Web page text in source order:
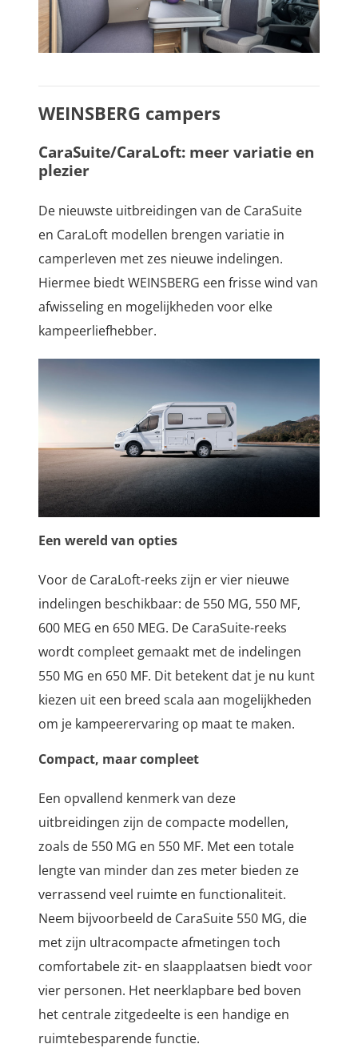
WEINSBERG campers
CaraSuite/CaraLoft: meer variatie en
plezier
De nieuwste uitbreidingen van de CaraSuite
en CaraLoft modellen brengen variatie in
camperleven met zes nieuwe indelingen.
Hiermee biedt WEINSBERG een frisse wind van
afwisseling en mogelijkheden voor elke
kampeerliefhebber.
Een wereld van opties
Voor de CaraLoft-reeks zijn er vier nieuwe
indelingen beschikbaar: de 550 MG, 550 MF,
600 MEG en 650 MEG. De CaraSuite-reeks
wordt compleet gemaakt met de indelingen
550 MG en 650 MF. Dit betekent dat je nu kunt
kiezen uit een breed scala aan mogelijkheden
om je kampeerervaring op maat te maken.
Compact, maar compleet
Een opvallend kenmerk van deze
uitbreidingen zijn de compacte modellen,
zoals de 550 MG en 550 MF. Met een totale
lengte van minder dan zes meter bieden ze
verrassend veel ruimte en functionaliteit.
Neem bijvoorbeeld de CaraSuite 550 MG, die
met zijn ultracompacte afmetingen toch
comfortabele zit- en slaapplaatsen biedt voor
vier personen. Het neerklapbare bed boven
het centrale zitgedeelte is een handige en
ruimtebesparende functie.